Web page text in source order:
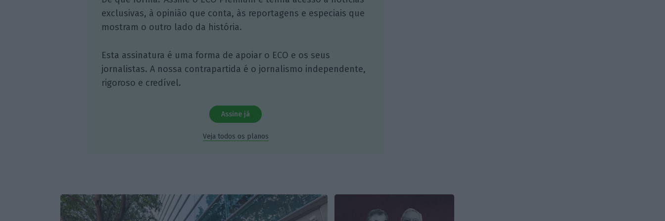
exclusivas, à opinião que conta, às reportagens e especiais que
mostram o outro lado da história.
Esta assinatura é uma forma de apoiar o ECO e os seus
jornalistas. A nossa contrapartida é o jornalismo independente,
rigoroso e credível.
Assine já
Veja todos os planos